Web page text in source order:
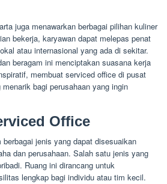
juga menawarkan berbagai pilihan kuliner
bekerja, karyawan dapat melepas penat
atau internasional yang ada di sekitar.
beragam ini menciptakan suasana kerja
membuat serviced office di pusat
bagi perusahaan yang ingin
Office
jenis yang dapat disesuaikan
dan perusahaan. Salah satu jenis yang
Ruang ini dirancang untuk
lengkap bagi individu atau tim kecil.